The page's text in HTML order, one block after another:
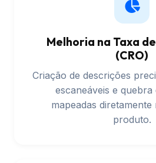
Melhoria na Taxa
(CRO)
Criação de descrições
escaneáveis e quebra
mapeadas diretamente
produto.